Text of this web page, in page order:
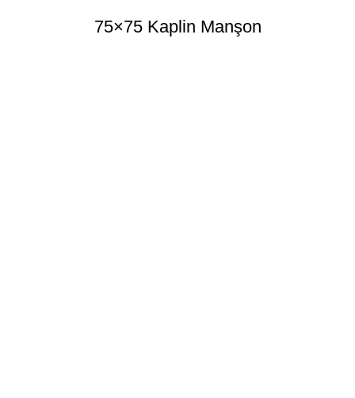
75×75 Kaplin Manşon